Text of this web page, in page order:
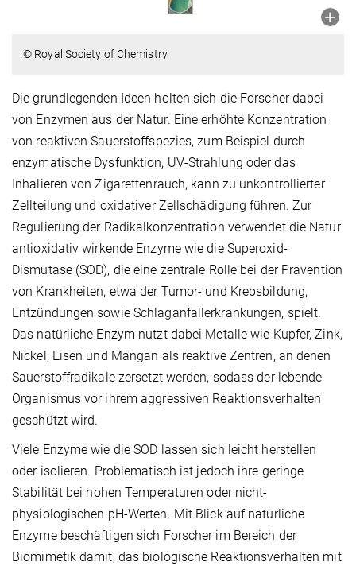
© Royal Society of Chemistry
Die grundlegenden Ideen holten sich die Forscher dabei
von Enzymen aus der Natur. Eine erhöhte Konzentration
von reaktiven Sauerstoffspezies, zum Beispiel durch
enzymatische Dysfunktion, UV-Strahlung oder das
Inhalieren von Zigarettenrauch, kann zu unkontrollierter
Zellteilung und oxidativer Zellschädigung führen. Zur
Regulierung der Radikalkonzentration verwendet die Natur
antioxidativ wirkende Enzyme wie die Superoxid-
Dismutase (SOD), die eine zentrale Rolle bei der Prävention
von Krankheiten, etwa der Tumor- und Krebsbildung,
Entzündungen sowie Schlaganfallerkrankungen, spielt.
Das natürliche Enzym nutzt dabei Metalle wie Kupfer, Zink,
Nickel, Eisen und Mangan als reaktive Zentren, an denen
Sauerstoffradikale zersetzt werden, sodass der lebende
Organismus vor ihrem aggressiven Reaktionsverhalten
geschützt wird.
Viele Enzyme wie die SOD lassen sich leicht herstellen
oder isolieren. Problematisch ist jedoch ihre geringe
Stabilität bei hohen Temperaturen oder nicht-
physiologischen pH-Werten. Mit Blick auf natürliche
Enzyme beschäftigen sich Forscher im Bereich der
Biomimetik damit, das biologische Reaktionsverhalten mit